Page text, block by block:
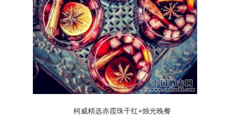
柯威精选赤霞珠干红+烛光晚餐